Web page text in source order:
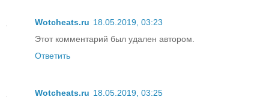
Wotcheats.ru 18.05.2019, 03:23
Этот комментарий был удален автором.
Ответить
Wotcheats.ru 18.05.2019, 03:25